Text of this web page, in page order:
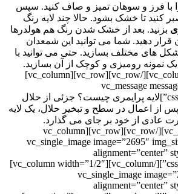
با فرز و سوهان تمیز و صاف کنید. سپس
کنید تا خشک بشود. حالا چند لایه رنگ
بزنید. بعد از خشک شدن رنگ هم هولدرها
دهید. شما می توانید این شمعدان
شکل های مختلف بسازید. حتی می توانید با
نمونه رومیزی و کوچک از آن بسازید.
[/vc_column_text][/vc_column][/vc_row][vc_row][vc_column]
[vc_message
لایه پرایمری چیست؟‌ جزئی از حلال
از اعمال در سطح و تبخیر حلال، یک لایه
عادی از خود بر جای می گذارد.
[/vc_message][/vc_column][/vc_row][vc_row][vc_column
width=”1/2″][vc_single_image image=”2695″
alignment=”center”
css_animation=”fadeInUp”][/vc_column][vc_column width=”1/2″]
[vc_single_image
alignment=”center”